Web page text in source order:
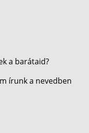
a barátaid?
írunk a nevedben